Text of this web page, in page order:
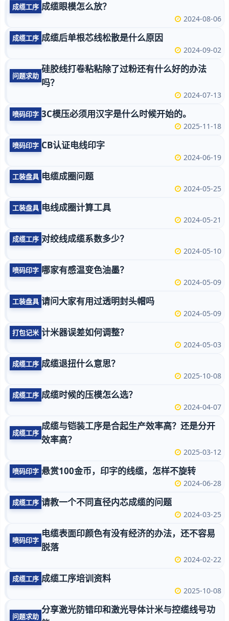
成缆工序 成缆眼模怎么放？
2024-08-06
成缆工序 成缆后单根芯线松散是什么原因
2024-09-02
问题求助
硅胶线打卷粘粘除了过粉还有什么好的办法
吗？
2024-07-13
喷码印字 3C模压必须用汉字是什么时候开始的。
2025-11-18
喷码印字 CB认证电线印字
2024-06-19
工装盘具 电缆成圈问题
2024-05-25
工装盘具 电线成圈计算工具
2024-05-21
成缆工序 对绞线成缆系数多少？
2024-05-10
喷码印字 哪家有感温变色油墨？
2024-05-09
工装盘具 请问大家有用过透明封头帽吗
2024-05-09
打包记米 计米器误差如何调整？
2024-05-03
成缆工序 成缆退扭什么意思？
2025-10-08
成缆工序 成缆时候的压模怎么选？
2024-04-07
成缆工序
成缆与铠装工序是合起生产效率高？还是分开
效率高？
2025-03-12
喷码印字 悬赏100金币，印字的线缆，怎样不旋转
2024-06-28
成缆工序 请教一个不同直径内芯成缆的问题
2024-03-25
喷码印字
电缆表面印颜色有没有经济的办法，还不容易
脱落
2024-02-22
成缆工序 成缆工序培训资料
2025-10-08
问题求助
分享激光防错印和激光导体计米与控缆线号功